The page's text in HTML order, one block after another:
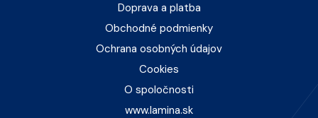
Doprava a platba
Obchodné podmienky
Ochrana osobných údajov
Cookies
O spoločnosti
www.lamina.sk